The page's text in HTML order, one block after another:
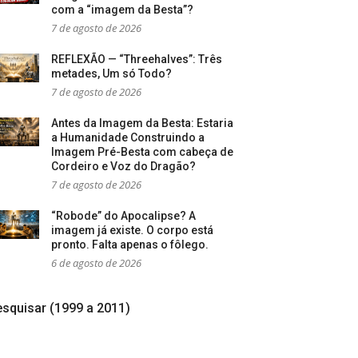
com a “imagem da Besta”?
7 de agosto de 2026
REFLEXÃO — “Threehalves”: Três
metades, Um só Todo?
7 de agosto de 2026
Antes da Imagem da Besta: Estaria
a Humanidade Construindo a
Imagem Pré-Besta com cabeça de
Cordeiro e Voz do Dragão?
7 de agosto de 2026
“Robode” do Apocalipse? A
imagem já existe. O corpo está
pronto. Falta apenas o fôlego.
6 de agosto de 2026
(1999 a 2011)